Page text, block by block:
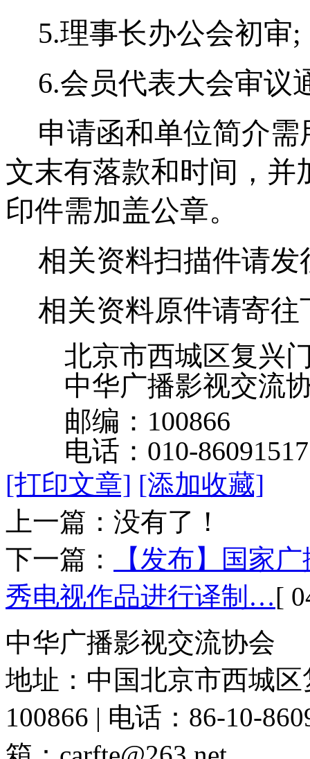
5.理事长办公会初审;
6.会员代表大会审议
申请函和单位简介
文末有落款和时间，并
印件需加盖公章。
相关资料扫描件请
相关资料原件请寄往
北京市西城区复兴
中华广播影视交流
邮编： 100866
电话： 010-86091517
[打印文章] [添加收藏]
上一篇：没有了！
下一篇：
【发布】国家
秀电视作品进行译制…[
中华广播影视交流协会
地址：中国北京市西城
100866 | 电话：86-10-